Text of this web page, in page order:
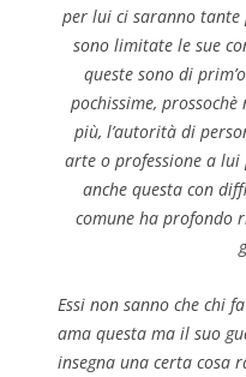
per lui ci saranno
sono limitate le sue
queste sono di
pochissime, prossochè
più, l’autorità di
arte o professione a
anche questa con
comune ha profondo
Essi non sanno che chi
ama questa ma il suo
insegna una certa cosa